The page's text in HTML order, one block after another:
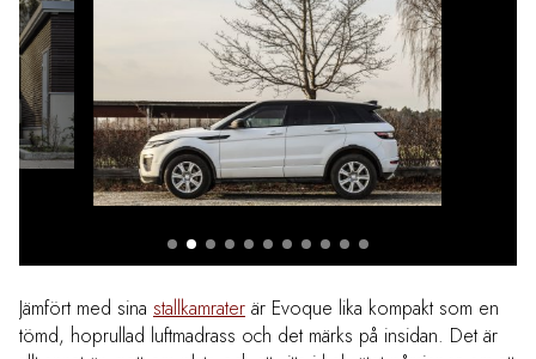
Jämfört med sina stallkamrater är Evoque lika kompakt som en
tömd, hoprullad luftmadrass och det märks på insidan. Det är